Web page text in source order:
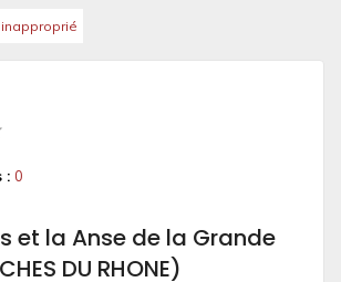
: 0
et la Anse de la Grande
DU RHONE)